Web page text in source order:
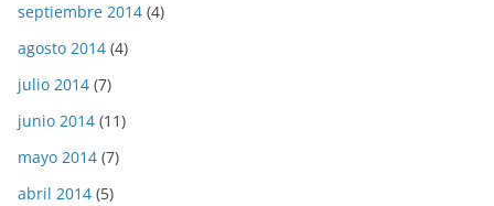
septiembre 2014 (4)
agosto 2014 (4)
julio 2014 (7)
junio 2014 (11)
mayo 2014 (7)
abril 2014 (5)